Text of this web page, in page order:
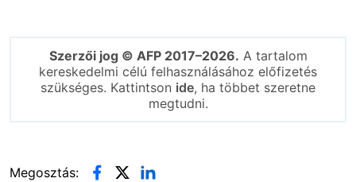
Szerzői jog © AFP 2017–2026. A tartalom
kereskedelmi célú felhasználásához előfizetés
szükséges. Kattintson ide, ha többet szeretne
megtudni.
Megosztás: